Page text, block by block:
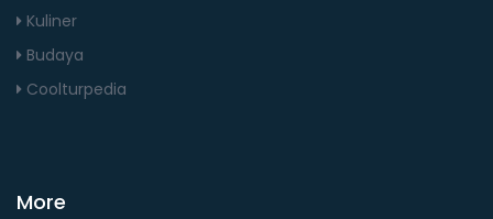
Kuliner
Budaya
Coolturpedia
More